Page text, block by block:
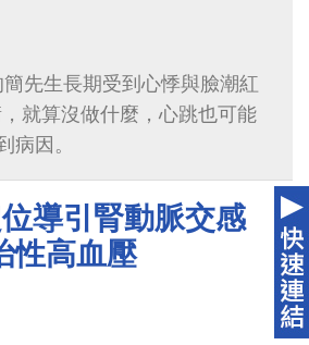
先生長期受到心悸與臉潮紅
就算沒做什麼，心跳也可能
病因。
導引腎動脈交感
性高血壓